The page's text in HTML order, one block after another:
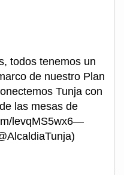
todos tenemos un
de nuestro Plan
Tunja con
las mesas de
levqMS5wx6—